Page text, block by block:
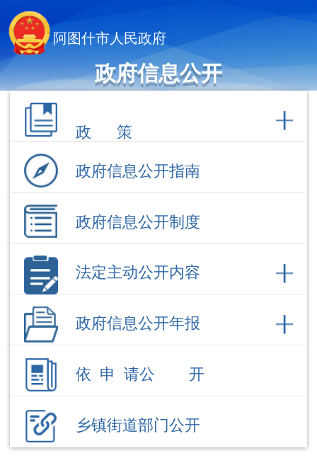
阿图什市人民政府
政府信息公开
政府信息公开指南
政府信息公开制度
法定主动公开内容
政府信息公开年报
依 申 请公 开
教育局信息公开
办公地
址
新疆阿图什市松他克路18号
院二楼